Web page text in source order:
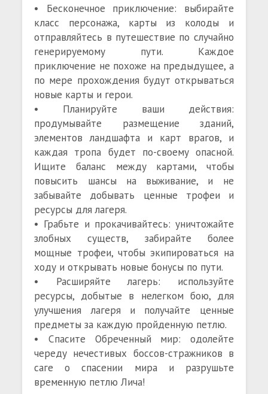
• Бесконечное приключение: выбирайте
класс персонажа, карты из колоды и
отправляйтесь в путешествие по случайно
генерируемому пути. Каждое
приключение не похоже на предыдущее, а
по мере прохождения будут открываться
новые карты и герои.
• Планируйте ваши действия:
продумывайте размещение зданий,
элементов ландшафта и карт врагов, и
каждая тропа будет по-своему опасной.
Ищите баланс между картами, чтобы
повысить шансы на выживание, и не
забывайте добывать ценные трофеи и
ресурсы для лагеря.
• Грабьте и прокачивайтесь: уничтожайте
злобных существ, забирайте более
мощные трофеи, чтобы экипироваться на
ходу и открывать новые бонусы по пути.
• Расширяйте лагерь: используйте
ресурсы, добытые в нелегком бою, для
улучшения лагеря и получайте ценные
предметы за каждую пройденную петлю.
• Спасите Обреченный мир: одолейте
череду нечестивых боссов-стражников в
саге о спасении мира и разрушьте
временную петлю Лича!